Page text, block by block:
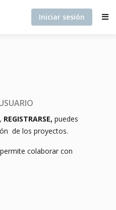
Iniciar sesión
REGISTRARSE, puedes
de los proyectos.
colaborar con